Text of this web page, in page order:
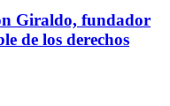
Giraldo, fundador
de los derechos